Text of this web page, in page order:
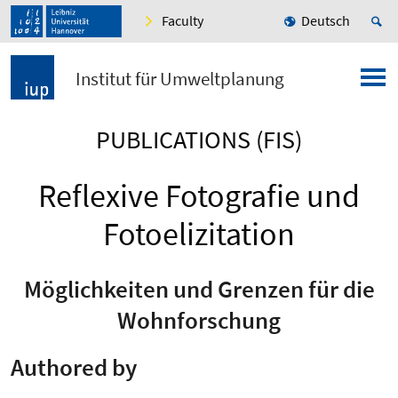
Faculty Deutsch
Institut für Umweltplanung
PUBLICATIONS (FIS)
Reflexive Fotografie und
Fotoelizitation
Möglichkeiten und Grenzen für die
Wohnforschung
Authored by